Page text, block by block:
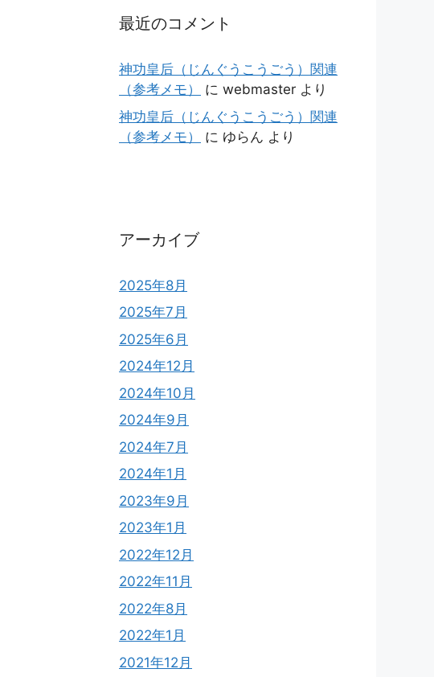
最近のコメント
神功皇后（じんぐうこうごう）関連
（参考メモ）
に webmaster より
神功皇后（じんぐうこうごう）関連
（参考メモ）
に ゆらん より
アーカイブ
2025年8月
2025年7月
2025年6月
2024年12月
2024年10月
2024年9月
2024年7月
2024年1月
2023年9月
2023年1月
2022年12月
2022年11月
2022年8月
2022年1月
2021年12月